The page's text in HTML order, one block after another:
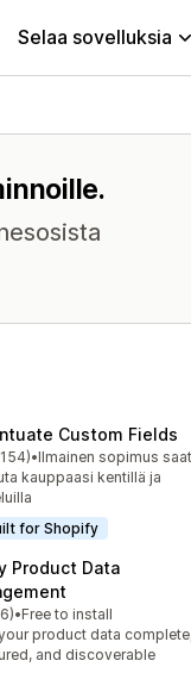
Selaa sovelluksia
Custom Fields
yhteensä
•Ilmainen sopimus
kauppaasi kentillä ja
for Shopify
Product Data
yhteensä
•Free to install
product data
and discoverable